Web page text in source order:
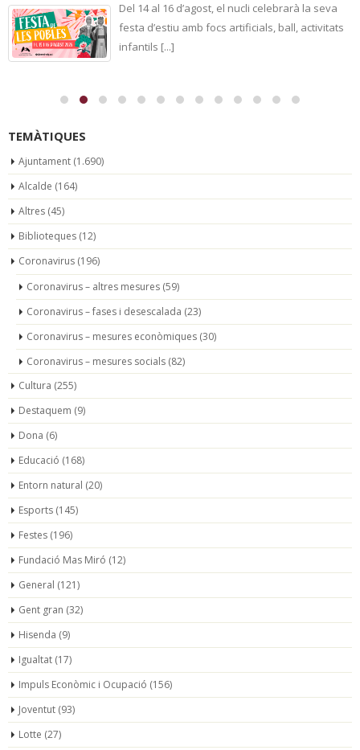
Del 14 al 16 d’agost, el nucli celebrarà la seva
festa d’estiu amb focs artificials, ball, activitats
infantils [...]
TEMÀTIQUES
Ajuntament (1.690)
Alcalde (164)
Altres (45)
Biblioteques (12)
Coronavirus (196)
Coronavirus – altres mesures (59)
Coronavirus – fases i desescalada (23)
Coronavirus – mesures econòmiques (30)
Coronavirus – mesures socials (82)
Cultura (255)
Destaquem (9)
Dona (6)
Educació (168)
Entorn natural (20)
Esports (145)
Festes (196)
Fundació Mas Miró (12)
General (121)
Gent gran (32)
Hisenda (9)
Igualtat (17)
Impuls Econòmic i Ocupació (156)
Joventut (93)
Lotte (27)